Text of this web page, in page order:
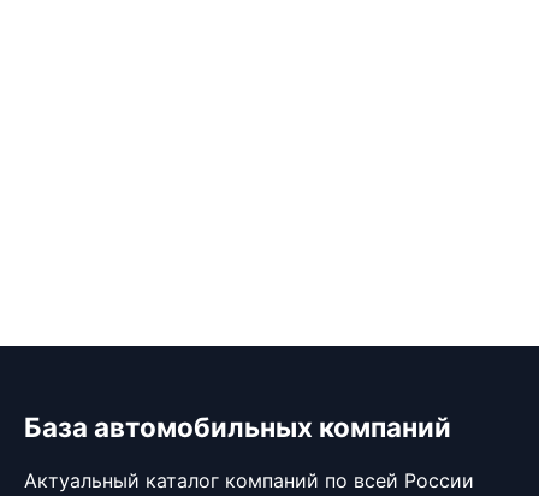
База автомобильных компаний
Актуальный каталог компаний по всей России